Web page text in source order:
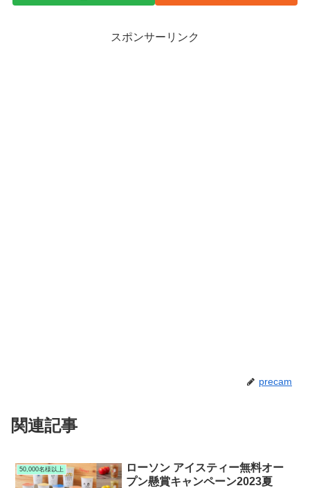
スポンサーリンク
precam
関連記事
50,000名様以上
ローソン アイスティー無料オー
プン懸賞キャンペーン2023夏